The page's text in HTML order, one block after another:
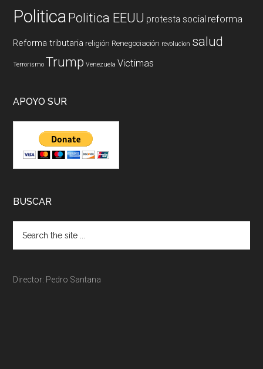
PoliticaPolitica EEUU protesta social reforma
Reforma tributaria religión Renegociación revolucion salud
Terrorismo Trump Venezuela Victimas
APOYO SUR
BUSCAR
Director: Pedro Santana